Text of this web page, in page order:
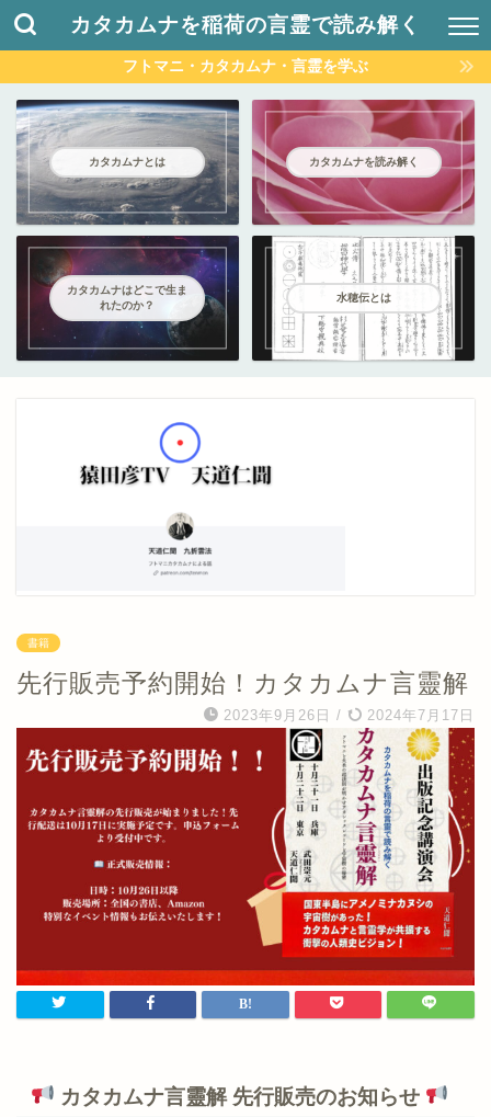
カタカムナを稲荷の言霊で読み解く
フトマニ・カタカムナ・言霊を学ぶ
カタカムナとは カタカムナを読み解く
カタカムナはどこで生ま
れたのか？
水穂伝とは
書籍
先行販売予約開始！カタカムナ言靈解
2023年9月26日 / 2024年7月17日
カタカムナ言靈解 先行販売のお知らせ